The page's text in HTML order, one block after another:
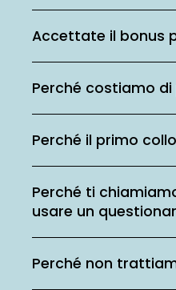
Accettate il bonus
Perché costiamo di
Perché il primo
Perché ti
usare un
Perché non